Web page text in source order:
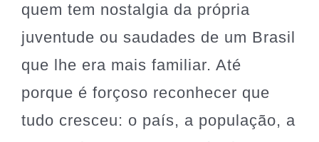
quem tem nostalgia da própria
juventude ou saudades de um Brasil
que lhe era mais familiar. Até
porque é forçoso reconhecer que
tudo cresceu: o país, a população, a